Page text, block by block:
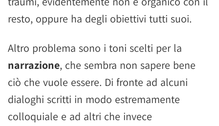
resto, oppure ha degli obiettivi tutti suoi.
Altro problema sono i toni scelti per la
narrazione, che sembra non sapere bene
ciò che vuole essere. Di fronte ad alcuni
dialoghi scritti in modo estremamente
colloquiale e ad altri che invece